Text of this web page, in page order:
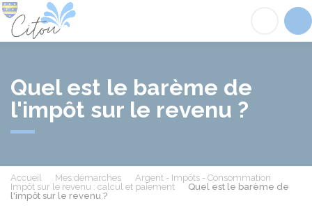
Quel est le barème de
l'impôt sur le revenu ?
Accueil Mes démarches
Argent - Impôts - Consommation
Impôt sur le revenu : calcul et paiement
Quel est le barème de
l'impôt sur le revenu ?